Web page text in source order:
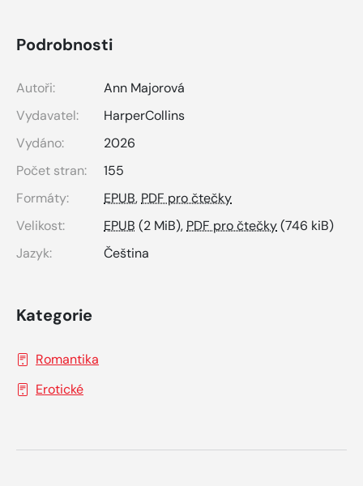
Podrobnosti
Autoři:
Ann Majorová
Vydavatel:
HarperCollins
Vydáno:
2026
Počet stran:
155
Formáty:
EPUB,PDF pro čtečky
Velikost:
EPUB (2 MiB),PDF pro čtečky(746 kiB)
Jazyk:
Čeština
Kategorie
Romantika
Erotické